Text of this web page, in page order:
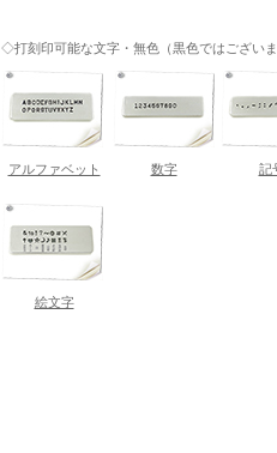
◇打刻印可能な文字・無色（黒色ではござい
アルファベット 数字 記
絵文字